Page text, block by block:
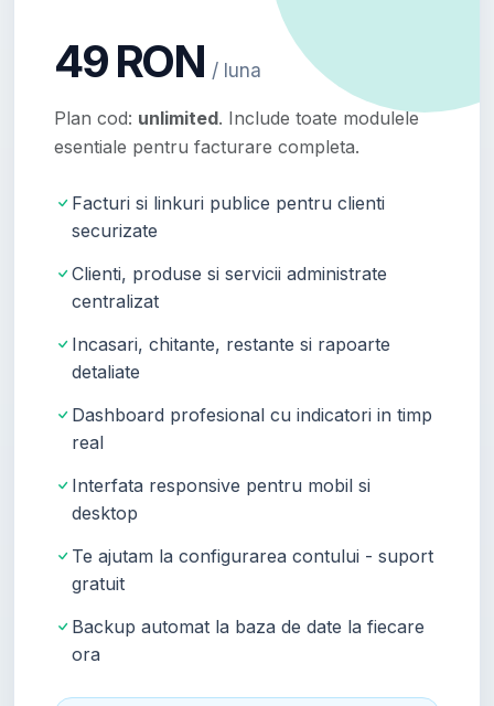
49 RON / luna
Plan cod: unlimited. Include toate modulele
esentiale pentru facturare completa.
Facturi si linkuri publice pentru clienti
securizate
Clienti, produse si servicii administrate
centralizat
Incasari, chitante, restante si rapoarte
detaliate
Dashboard profesional cu indicatori in timp
real
Interfata responsive pentru mobil si
desktop
Te ajutam la configurarea contului - suport
gratuit
Backup automat la baza de date la fiecare
ora